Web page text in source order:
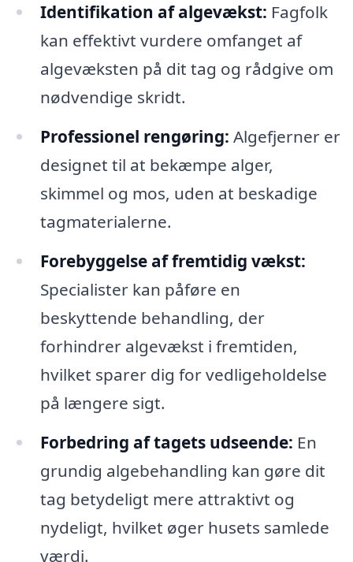
Identifikation af algevækst: Fagfolk
kan effektivt vurdere omfanget af
algevæksten på dit tag og rådgive om
nødvendige skridt.
Professionel rengøring: Algefjerner er
designet til at bekæmpe alger,
skimmel og mos, uden at beskadige
tagmaterialerne.
Forebyggelse af fremtidig vækst:
Specialister kan påføre en
beskyttende behandling, der
forhindrer algevækst i fremtiden,
hvilket sparer dig for vedligeholdelse
på længere sigt.
Forbedring af tagets udseende: En
grundig algebehandling kan gøre dit
tag betydeligt mere attraktivt og
nydeligt, hvilket øger husets samlede
værdi.